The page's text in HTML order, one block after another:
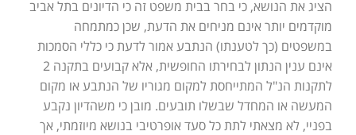
הציג את הנושא, כי בחר בבית משפט זה כי הדיונים בתל אביב
מוקדמים יותר אינם מניחים את הדעת, שכן כמתמחה
במשפטים (כך לטענתו) הנתבע אמור לדעת כי כללי הסמכות
אינם ענין הנתון לבחירתו החופשית, אלא קבועים בתקנה 2
לתקנות הנ"ל המתייחסת למקום מגוריו של הנתבע או מקום
המעשה או המחדל שבשלו תובעים. מובן כי משהדיון נקבע
בפניי, לא מצאתי לתת כל סעד אופרטיבי בנושא מיוזמתי, אך